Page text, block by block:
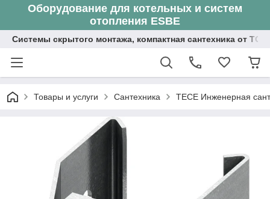
Оборудование для котельных и систем
отопления ESBE
Системы скрытого монтажа, компактная сантехника от
Товары и услуги Сантехника ТЕСЕ Инженерная